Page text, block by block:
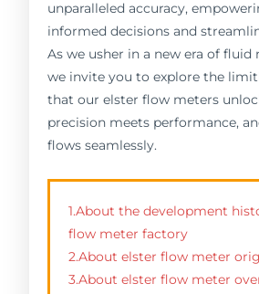
unparalleled accuracy,
informed decisions and
As we usher in a new era of fluid
we invite you to explore the
that our elster flow meters
precision meets performance,
flows seamlessly.
1.About the development
flow meter factory
2.About elster flow meter
3.About elster flow meter